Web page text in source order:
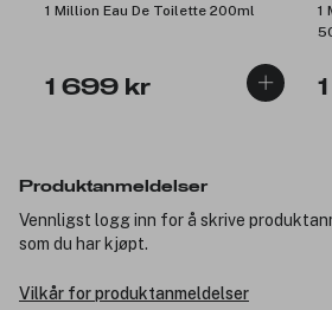
1 Million Eau De Toilette 200ml
1 699 kr
1
Produktanmeldelser
Vennligst logg inn for å skrive
som du har kjøpt.
Vilkår for produktanmeldelser